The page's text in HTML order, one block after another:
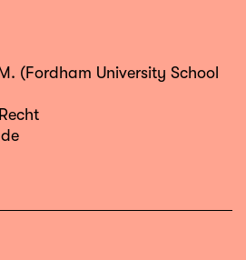
(Fordham University School